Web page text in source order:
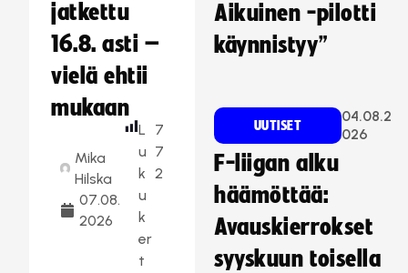
jatkettu
16.8. asti –
vielä ehtii
mukaan
Mika
Hilska
07.08.
2026
L
u
k
u
k
er
t
7
7
2
Aikuinen -pilotti
käynnistyy”
UUTISET
04.08.2
026
F-liigan alku
häämöttää:
Avauskierrokset
syyskuun toisella